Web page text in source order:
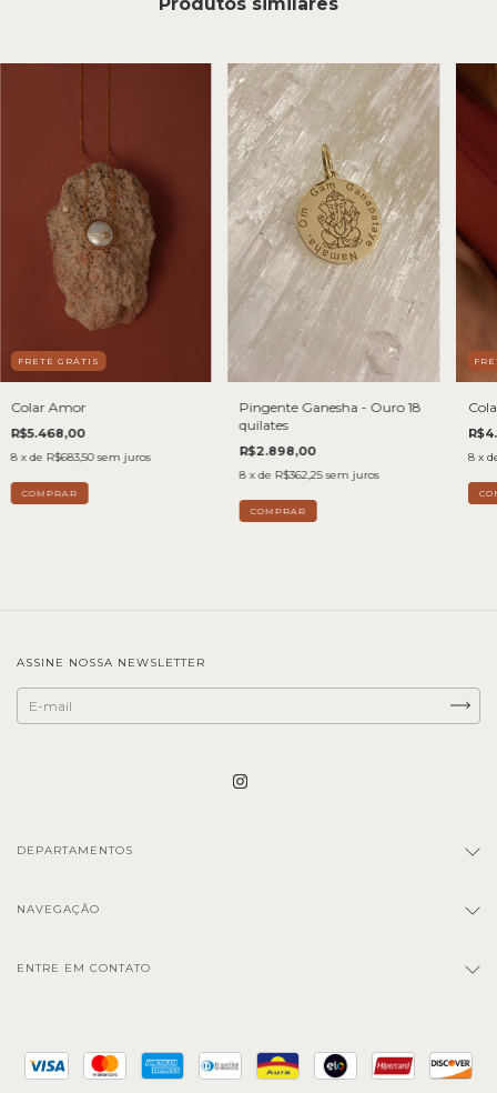
FRETE GRÁTIS
Colar Amor
R$5.468,00
8 x de R$683,50 sem juros
Pingente Ganesha - Ouro 18
quilates
R$2.898,00
8 x de R$362,25 sem juros
8 x
ASSINE NOSSA NEWSLETTER
DEPARTAMENTOS
NAVEGAÇÃO
ENTRE EM CONTATO